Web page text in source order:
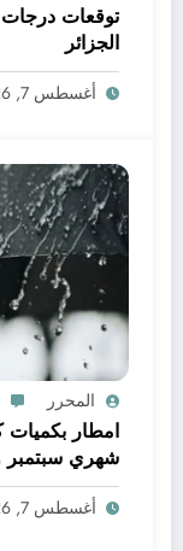
الجزائر
أغسطس 7, 2026
المحرر
امطار بكميات
شهري سبتمبر
2026 الجزائر
أغسطس 7, 2026